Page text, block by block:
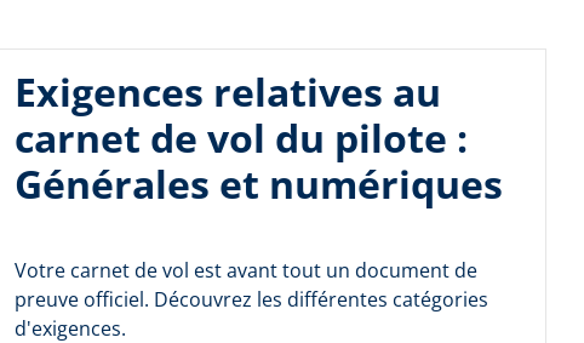
Exigences relatives au
carnet de vol du pilote :
Générales et numériques
Votre carnet de vol est avant tout un document de
preuve officiel. Découvrez les différentes catégories
d'exigences.